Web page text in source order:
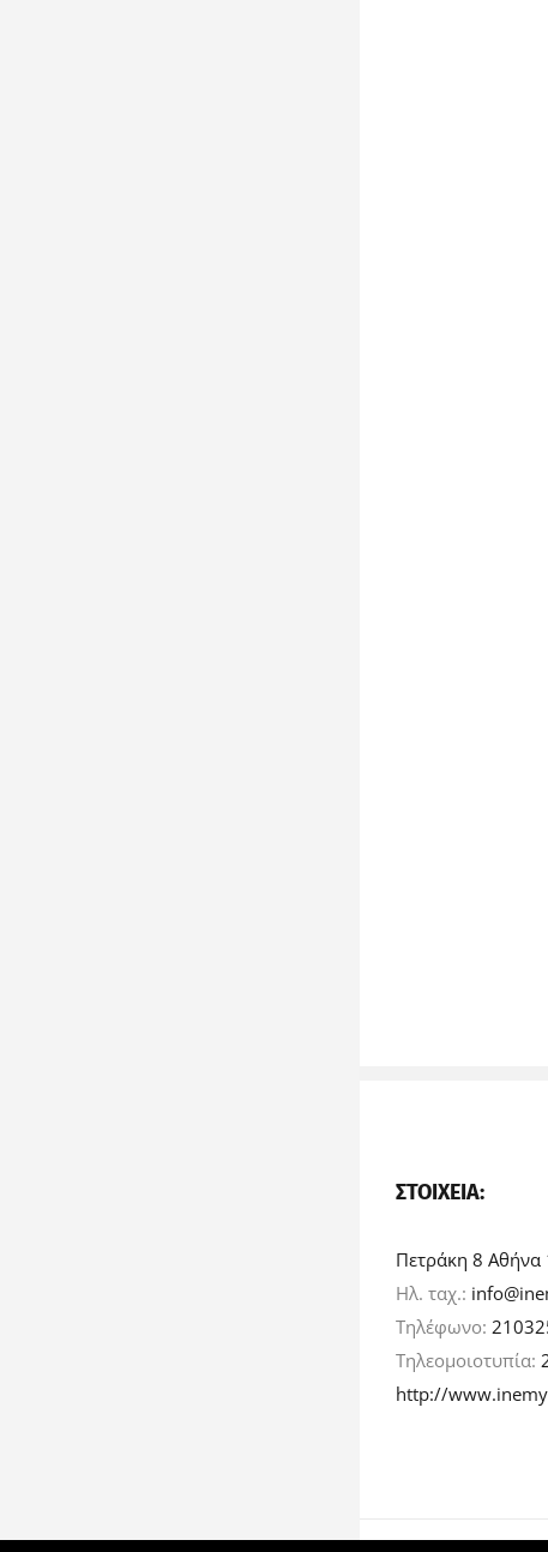
ΣΤΟΙΧΕΊΑ:
Πετράκη 8 Αθήνα
Ηλ. ταχ.:
Τηλέφωνο:
Τηλεομοιοτυπία:
http://